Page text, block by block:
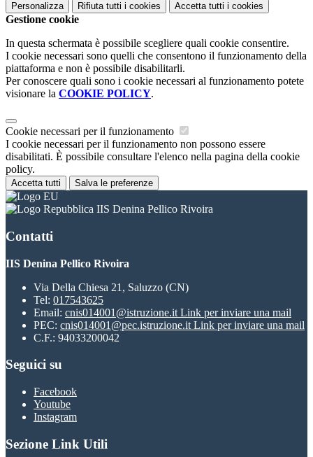
Personalizza Rifiuta tutti i cookies Accetta tutti i cookies
Gestione cookie
In questa schermata è possibile scegliere quali cookie consentire.
I cookie necessari sono quelli che consentono il funzionamento della
piattaforma e non è possibile disabilitarli.
Per conoscere quali sono i cookie necessari al funzionamento potete
visionare la COOKIE POLICY.
Cookie necessari per il funzionamento
I cookie necessari per il funzionamento non possono essere
disabilitati. È possibile consultare l'elenco nella pagina della cookie
policy.
Accetta tutti Salva le preferenze
IIS Denina Pellico Rivoira
Contatti
IIS Denina Pellico Rivoira
Via Della Chiesa 21, Saluzzo (CN)
Tel: 017543625
Email: cnis014001@istruzione.it Link per inviare una mail
PEC: cnis014001@pec.istruzione.it Link per inviare una mail
C.F.: 94033200042
Seguici su
Facebook
Youtube
Instagram
Sezione Link Utili